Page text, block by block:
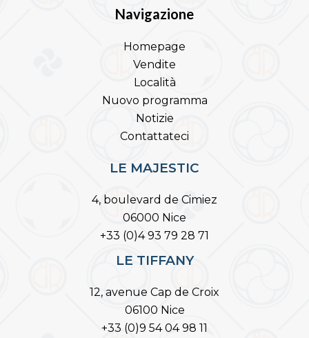
Navigazione
Homepage
Vendite
Località
Nuovo programma
Notizie
Contattateci
LE MAJESTIC
4, boulevard de Cimiez
06000 Nice
+33 (0)4 93 79 28 71
LE TIFFANY
12, avenue Cap de Croix
06100 Nice
+33 (0)9 54 04 98 11